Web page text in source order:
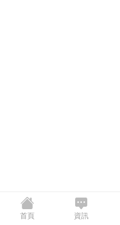
首頁 資訊